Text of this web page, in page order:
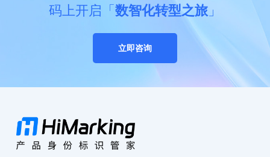
码上开启「 数智化转型之旅」
立即咨询